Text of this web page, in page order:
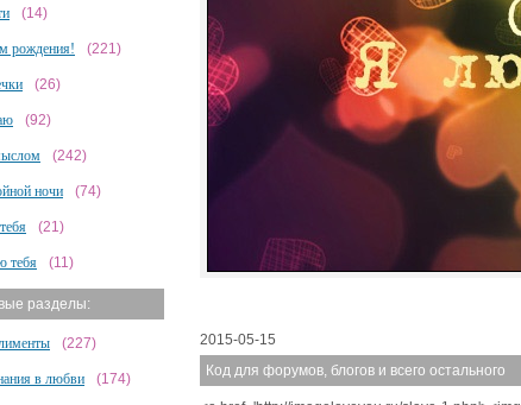
(14)
рождения! (221)
(26)
(92)
(242)
ночи (74)
(21)
тебя (11)
разделы:
(227)
в любви (174)
2015-05-15
Код для форумов, блогов и всего остального